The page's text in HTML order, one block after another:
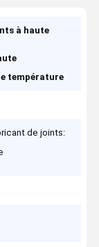
à haute
température
de joints: